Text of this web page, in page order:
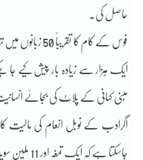
حاصل کی۔
فوس کے کام کا
ایک ہزار سے زیادہ بار پیش کیے جا
مبنی کہانی کے پلاٹ کی بجائے انسانیت
اگرادب کے نوبل انعام کی مالیت کا